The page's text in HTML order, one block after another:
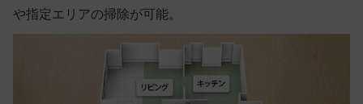
や指定エリアの掃除が可能。